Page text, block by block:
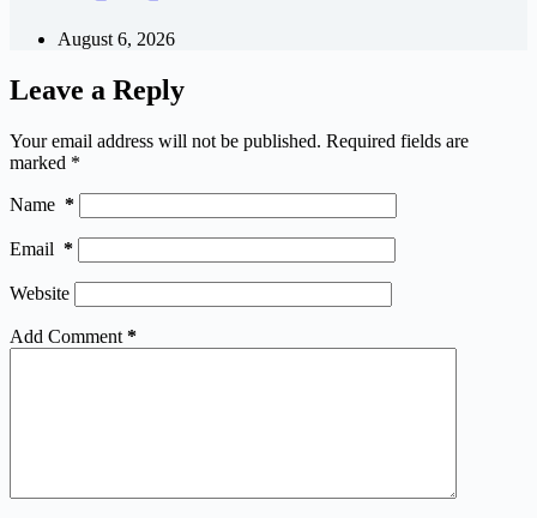
August 6, 2026
Leave a Reply
Your email address will not be published. Required fields are
marked *
Name *
Email *
Website
Add Comment *